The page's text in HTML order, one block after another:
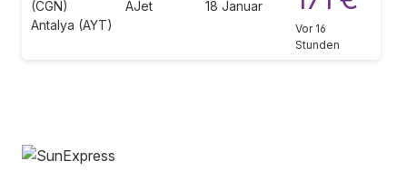
(CGN)
Antalya (AYT)
AJet
18 Januar
Vor 16
Stunden